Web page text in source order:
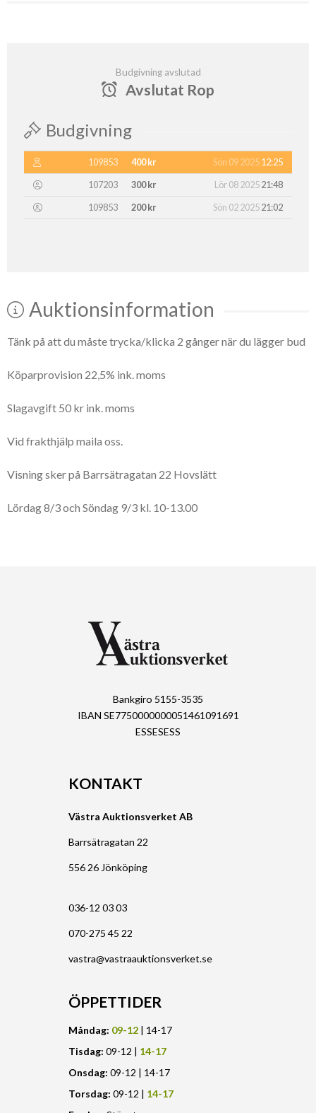
Budgivning avslutad
Avslutat Rop
Budgivning
109853 400 kr Sön 09 202512:25
107203
300 kr Lör 08 202521:48
109853
200 kr Sön 02 202521:02
Auktionsinformation
Tänk på att du måste trycka/klicka 2 gånger när du lägger bud
Köparprovision 22,5% ink. moms
Slagavgift 50 kr ink. moms
Vid frakthjälp maila oss.
Visning sker på Barrsätragatan 22 Hovslätt
Lördag 8/3 och Söndag 9/3 kl. 10-13.00
Bankgiro 5155-3535
IBAN SE7750000000051461091691
ESSESESS
KONTAKT
Västra Auktionsverket AB
Barrsätragatan 22
556 26 Jönköping
036-12 03 03
070-275 45 22
vastra@vastraauktionsverket.se
ÖPPETTIDER
Måndag: 09-12 | 14-17
Tisdag: 09-12 | 14-17
Onsdag: 09-12 | 14-17
Torsdag: 09-12 | 14-17